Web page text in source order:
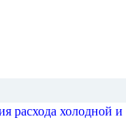
расхода холодной